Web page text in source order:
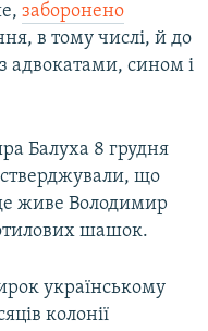
заборонено
в тому числі, й до
адвокатами, сином і
Балуха 8 грудня
що
живе Володимир
шашок.
українському
колонії